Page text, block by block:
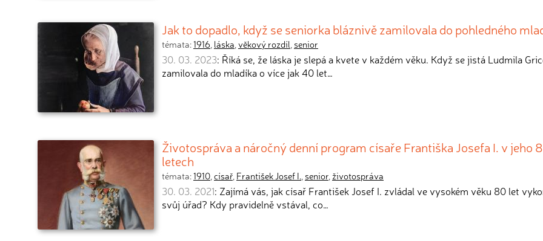
Jak to dopadlo, když se seniorka bláznivě zamilovala do pohledného
témata:1916, láska,věkový rozdíl, senior
30. 03. 2023: Říká se, že láska je slepá a kvete v každém věku. Když se jistá Ludmila
zamilovala do mladíka o více jak 40 let…
Životospráva a náročný denní program císaře Františka Josefa I. v jeho
letech
témata:1910,císař, František Josef I., senior, životospráva
30. 03. 2021: Zajímá vás, jak císař František Josef I. zvládal ve vysokém věku 80 let
svůj úřad? Kdy pravidelně vstával, co…